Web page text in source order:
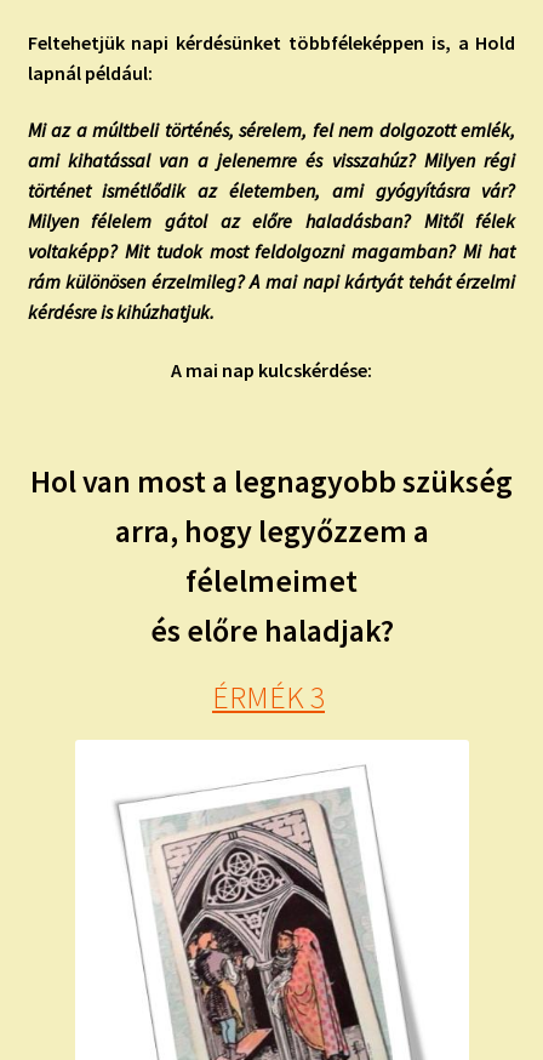
Feltehetjük napi kérdésünket többféleképpen is, a Hold
lapnál például:
Mi az a múltbeli történés, sérelem, fel nem dolgozott emlék,
ami kihatással van a jelenemre és visszahúz? Milyen régi
történet ismétlődik az életemben, ami gyógyításra vár?
Milyen félelem gátol az előre haladásban? Mitől félek
voltaképp? Mit tudok most feldolgozni magamban? Mi hat
rám különösen érzelmileg? A mai napi kártyát tehát érzelmi
kérdésre is kihúzhatjuk.
A mai nap kulcskérdése:
Hol van most a legnagyobb szükség
arra, hogy legyőzzem a
félelmeimet
és előre haladjak?
ÉRMÉK 3